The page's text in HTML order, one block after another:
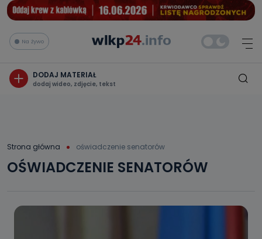
Na żywo
DODAJ MATERIAŁ
dodaj wideo, zdjęcie, tekst
Strona główna oświadczenie senatorów
OŚWIADCZENIE SENATORÓW